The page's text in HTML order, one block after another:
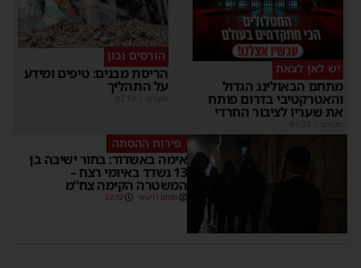
יש לאן לצאת
מתחם הבאולינג הגדול
והאטרקטיבי בדרום פותח
את שעריו לציבור החרדי
מקודם
הורסים נכון
הריסת מבנים: טיפים ומידע
על התהליך
מקודם
פירות ההסתה
אימה באשדוד: בחור ישיבה בן
13 נשדד באיומי רצח –
המשטרה הקימה צח”מ
מנחם דויטש 22:32